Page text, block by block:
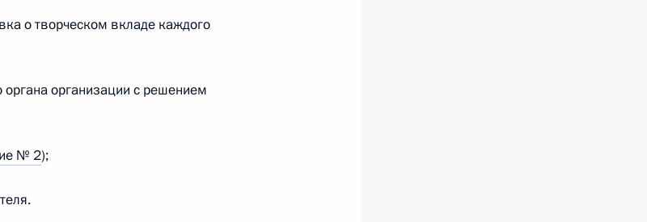
Владимиром
о творческом вкладе каждого
организации с решением
№ 2);